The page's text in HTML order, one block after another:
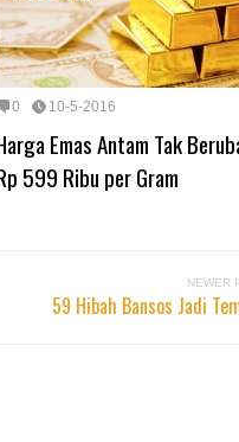
0 10-5-2016
Emas Antam Tak
599 Ribu per Gram
NEWER
59 Hibah Bansos Jadi